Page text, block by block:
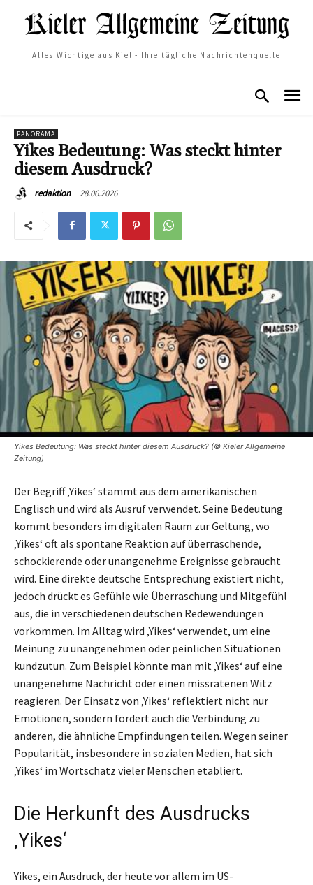
Alles Wichtige aus Kiel - Ihre tägliche Nachrichtenquelle
PANORAMA
Yikes Bedeutung: Was steckt hinter
diesem Ausdruck?
redaktion 28.06.2026
Yikes Bedeutung: Was steckt hinter diesem Ausdruck? (© Kieler Allgemeine
Zeitung)
Der Begriff ‚Yikes‘ stammt aus dem amerikanischen
Englisch und wird als Ausruf verwendet. Seine Bedeutung
kommt besonders im digitalen Raum zur Geltung, wo
‚Yikes‘ oft als spontane Reaktion auf überraschende,
schockierende oder unangenehme Ereignisse gebraucht
wird. Eine direkte deutsche Entsprechung existiert nicht,
jedoch drückt es Gefühle wie Überraschung und Mitgefühl
aus, die in verschiedenen deutschen Redewendungen
vorkommen. Im Alltag wird ‚Yikes‘ verwendet, um eine
Meinung zu unangenehmen oder peinlichen Situationen
kundzutun. Zum Beispiel könnte man mit ‚Yikes‘ auf eine
unangenehme Nachricht oder einen missratenen Witz
reagieren. Der Einsatz von ‚Yikes‘ reflektiert nicht nur
Emotionen, sondern fördert auch die Verbindung zu
anderen, die ähnliche Empfindungen teilen. Wegen seiner
Popularität, insbesondere in sozialen Medien, hat sich
‚Yikes‘ im Wortschatz vieler Menschen etabliert.
Die Herkunft des Ausdrucks
‚Yikes‘
Yikes, ein Ausdruck, der heute vor allem im US-